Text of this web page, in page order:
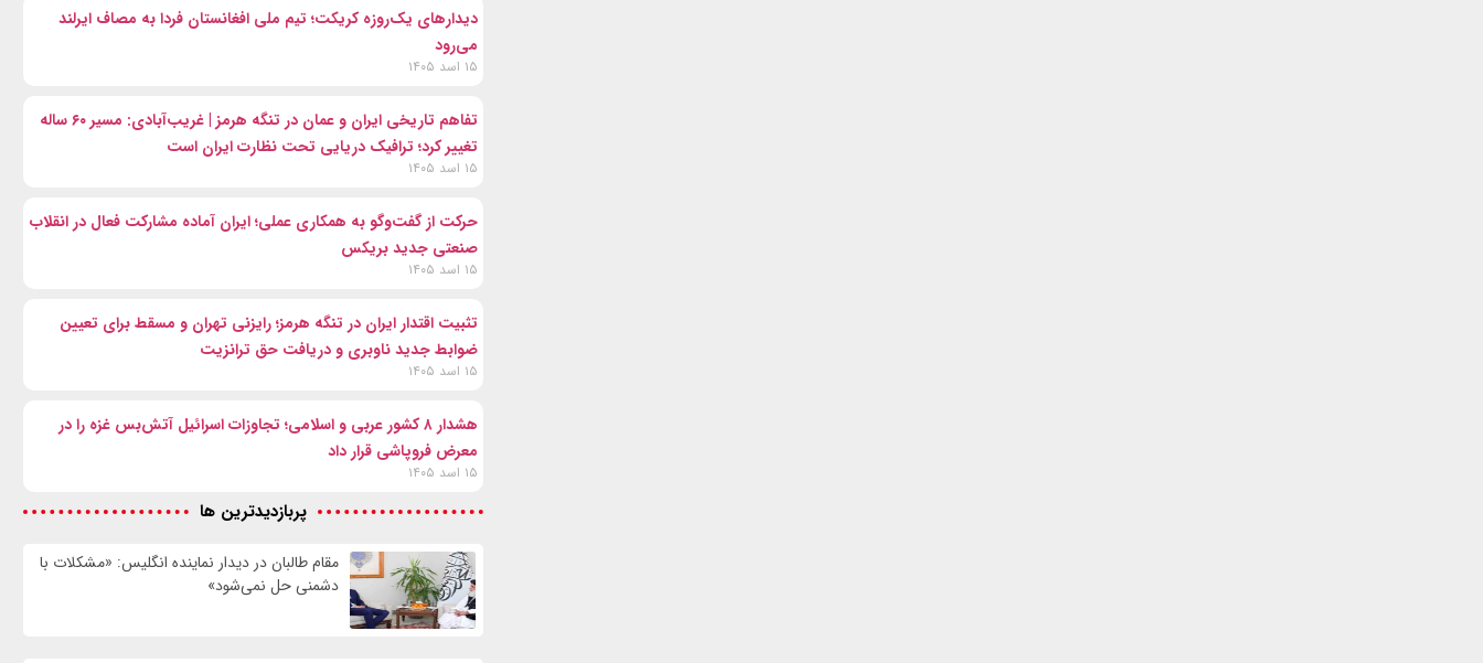
دیدارهای یک‌روزه کریکت؛ تیم ملی افغانستان فردا به مصاف ایرلند
می‌رود
۱۵ اسد ۱۴۰۵
تفاهم تاریخی ایران و عمان در تنگه هرمز | غریب‌آبادی: مسیر ۶۰ ساله
تغییر کرد؛ ترافیک دریایی تحت نظارت ایران است
۱۵ اسد ۱۴۰۵
حرکت از گفت‌وگو به همکاری عملی؛ ایران آماده مشارکت فعال در انقلاب
صنعتی جدید بریکس
۱۵ اسد ۱۴۰۵
تثبیت اقتدار ایران در تنگه هرمز؛ رایزنی تهران و مسقط برای تعیین
ضوابط جدید ناوبری و دریافت حق ترانزیت
۱۵ اسد ۱۴۰۵
هشدار ۸ کشور عربی و اسلامی؛ تجاوزات اسرائیل آتش‌بس غزه را در
معرض فروپاشی قرار داد
۱۵ اسد ۱۴۰۵
پربازدیدترین ها
مقام طالبان در دیدار نماینده انگلیس: «مشکلات با
دشمنی حل نمی‌شود»